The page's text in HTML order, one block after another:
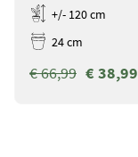
+/- 120 cm
24 cm
€ 38,99
€ 66,99